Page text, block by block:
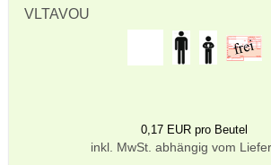
VLTAVOU
0,17 EUR pro Beutel
inkl. MwSt. abhängig vom